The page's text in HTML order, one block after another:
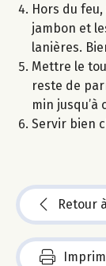
Hors du
jambon et
lanières.
Mettre le
reste de
min jusqu’à
Servir bien
Retour